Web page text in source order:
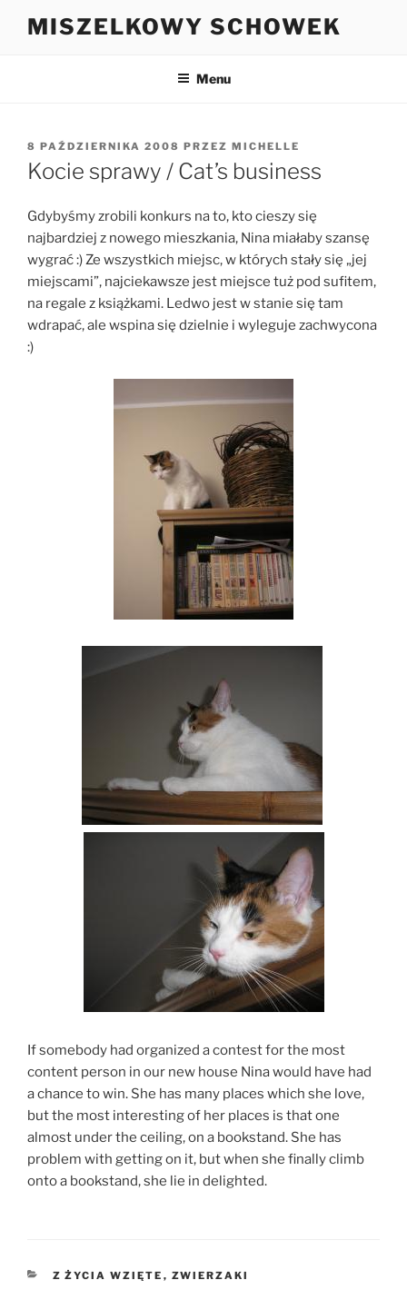
MISZELKOWY SCHOWEK
Menu
OPUBLIKOWANE
W
8 PAŹDZIERNIKA 2008 PRZEZ MICHELLE
Kocie sprawy / Cat’s business
Gdybyśmy zrobili konkurs na to, kto cieszy się
najbardziej z nowego mieszkania, Nina miałaby szansę
wygrać :) Ze wszystkich miejsc, w których stały się „jej
miejscami”, najciekawsze jest miejsce tuż pod sufitem,
na regale z książkami. Ledwo jest w stanie się tam
wdrapać, ale wspina się dzielnie i wyleguje zachwycona
:)
If somebody had organized a contest for the most
content person in our new house Nina would have had
a chance to win. She has many places which she love,
but the most interesting of her places is that one
almost under the ceiling, on a bookstand. She has
problem with getting on it, but when she finally climb
onto a bookstand, she lie in delighted.
KATEGORIE
Z ŻYCIA WZIĘTE , ZWIERZAKI